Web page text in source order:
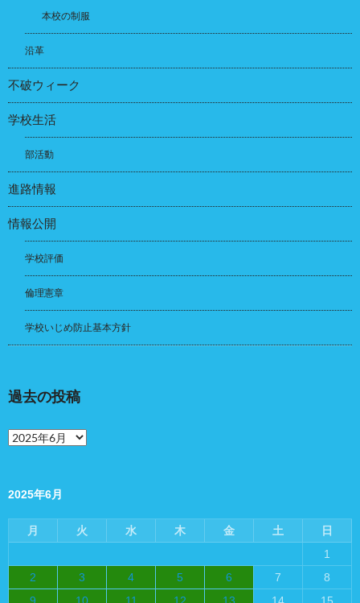
本校の制服
沿革
不破ウィーク
学校生活
部活動
進路情報
情報公開
学校評価
倫理憲章
学校いじめ防止基本方針
過去の投稿
過
去
稿
2025年6月
月 火 水 木 金 土
日
1
2
3 4 5 6 7
8